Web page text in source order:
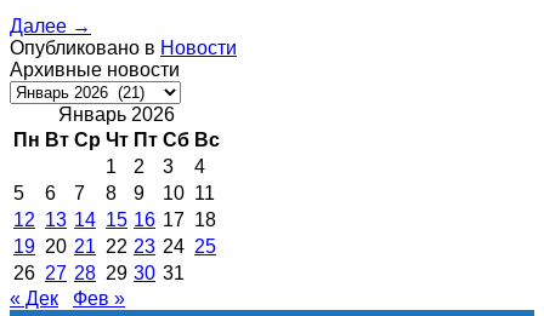
Далее →
Опубликовано в Новости
Архивные новости
Архивные
новостиЯнварь 2026
Пн Вт Ср Чт Пт Сб Вс
1
2 3
4
5
6 7 8 9 10 11
12 13 14 15 16 17 18
19 20 21 22 23 24 25
26 27 28 29 30 31
« Дек
Фев »